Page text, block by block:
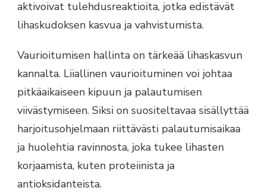
aktivoivat tulehdusreaktioita, jotka edistävät
lihaskudoksen kasvua ja vahvistumista.
Vaurioitumisen hallinta on tärkeää lihaskasvun
kannalta. Liiallinen vaurioituminen voi johtaa
pitkäaikaiseen kipuun ja palautumisen
viivästymiseen. Siksi on suositeltavaa sisällyttää
harjoitusohjelmaan riittävästi palautumisaikaa
ja huolehtia ravinnosta, joka tukee lihasten
korjaamista, kuten proteiinista ja
antioksidanteista.